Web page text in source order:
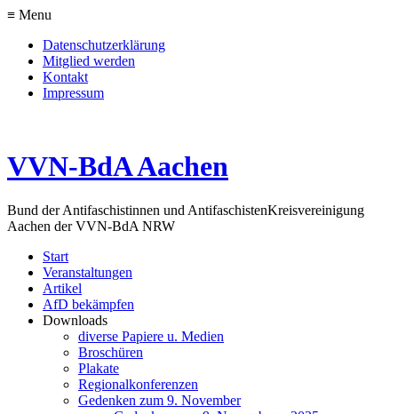
≡ Menu
Datenschutzerklärung
Mitglied werden
Kontakt
Impressum
VVN-BdA Aachen
Bund der Antifaschistinnen und AntifaschistenKreisvereinigung
Aachen der VVN-BdA NRW
Start
Veranstaltungen
Artikel
AfD bekämpfen
Downloads
diverse Papiere u. Medien
Broschüren
Plakate
Regionalkonferenzen
Gedenken zum 9. November